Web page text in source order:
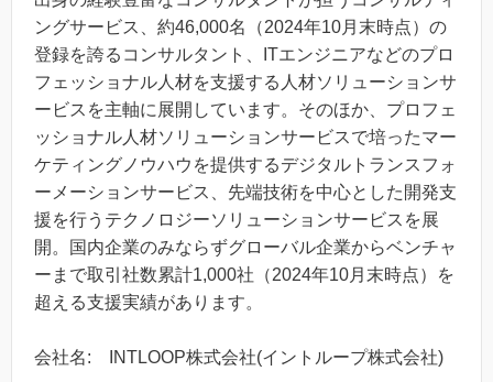
ングサービス、約46,000名（2024年10月末時点）の
登録を誇るコンサルタント、ITエンジニアなどのプロ
フェッショナル人材を支援する人材ソリューションサ
ービスを主軸に展開しています。そのほか、プロフェ
ッショナル人材ソリューションサービスで培ったマー
ケティングノウハウを提供するデジタルトランスフォ
ーメーションサービス、先端技術を中心とした開発支
援を行うテクノロジーソリューションサービスを展
開。国内企業のみならずグローバル企業からベンチャ
ーまで取引社数累計1,000社（2024年10月末時点）を
超える支援実績があります。
会社名:​ INTLOOP株式会社(イントループ株式会社)